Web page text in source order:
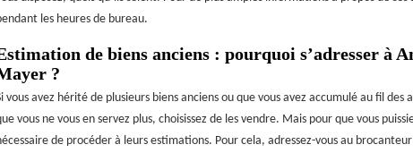
les heures de bureau.
de biens anciens : pourquoi s’adresser à
?
vous avez hérité de plusieurs biens anciens ou que vous avez accumulé au fil des
vous ne vous en servez plus, choisissez de les vendre. Mais pour que vous
de procéder à leurs estimations. Pour cela, adressez-vous au